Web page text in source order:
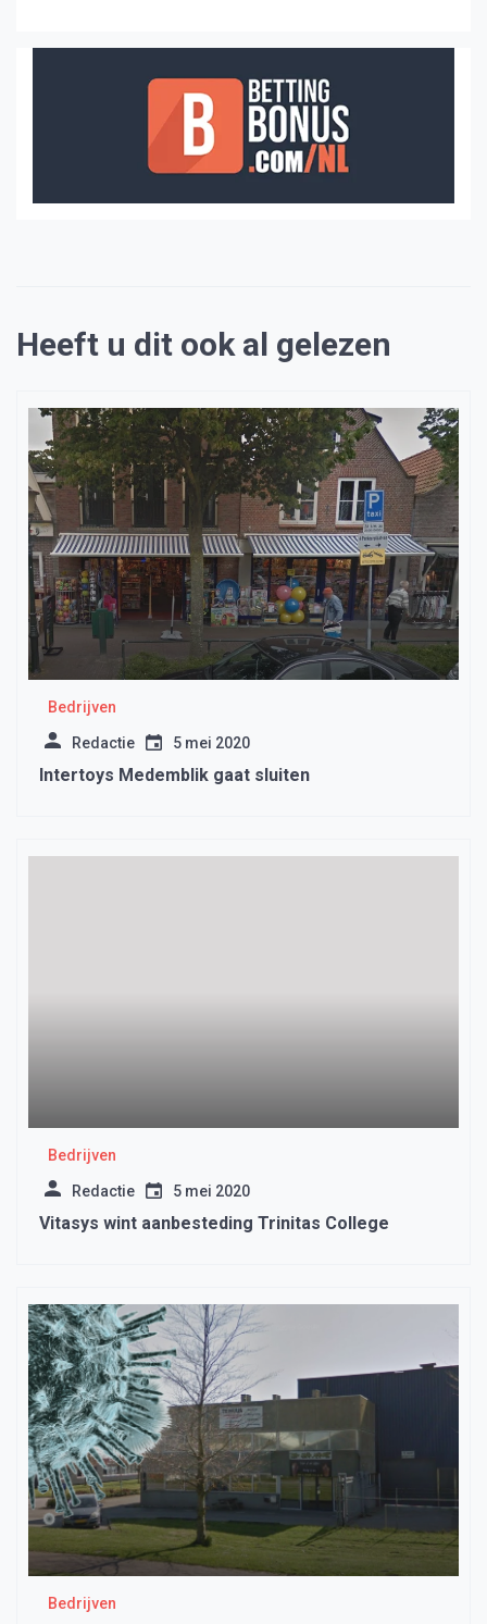
Heeft u dit ook al gelezen
Bedrijven
Redactie 5 mei 2020
Intertoys Medemblik gaat sluiten
Bedrijven
Redactie 5 mei 2020
Vitasys wint aanbesteding Trinitas College
Bedrijven